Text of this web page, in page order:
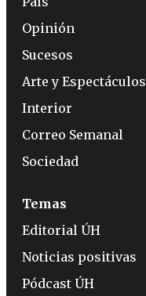
Opinión
Sucesos
Arte y Espectáculos
Interior
Correo Semanal
Sociedad
Temas
Editorial ÚH
Noticias positivas
Pódcast ÚH